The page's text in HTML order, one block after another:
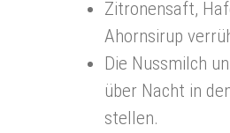
Zitronensaft,
Ahornsirup
Die Nussmilch
über Nacht in
stellen.